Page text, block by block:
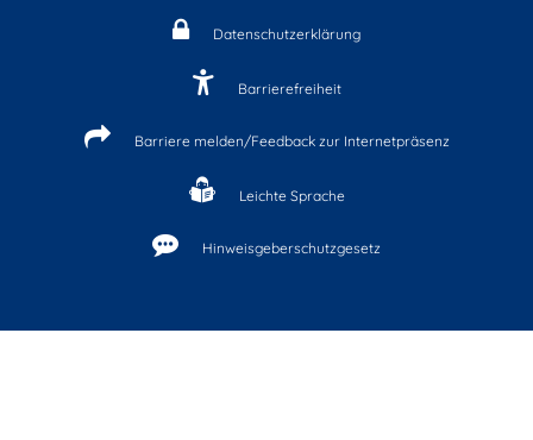
Datenschutzerklärung
Barrierefreiheit
Barriere melden/Feedback zur Internetpräsenz
Leichte Sprache
Hinweisgeberschutzgesetz